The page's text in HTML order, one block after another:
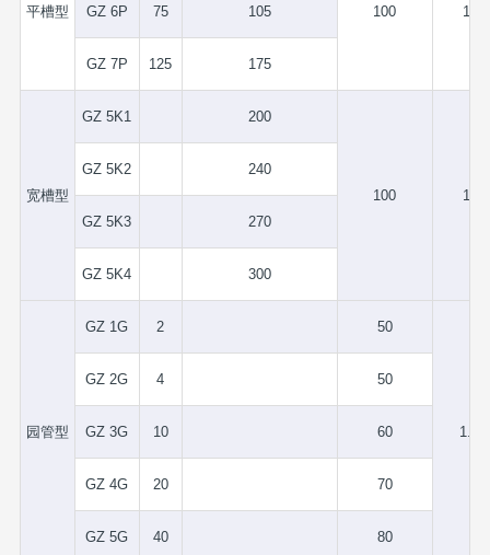
平槽型 100 1.5
GZ 6P 75 105
GZ 7P 125 175
宽槽型
GZ 5K1 200
100 1.5
GZ 5K2 240
GZ 5K3 270
GZ 5K4 300
园管型
GZ 1G 2 50
1.75
GZ 2G 4 50
GZ 3G 10 60
GZ 4G 20 70
GZ 5G 40 80